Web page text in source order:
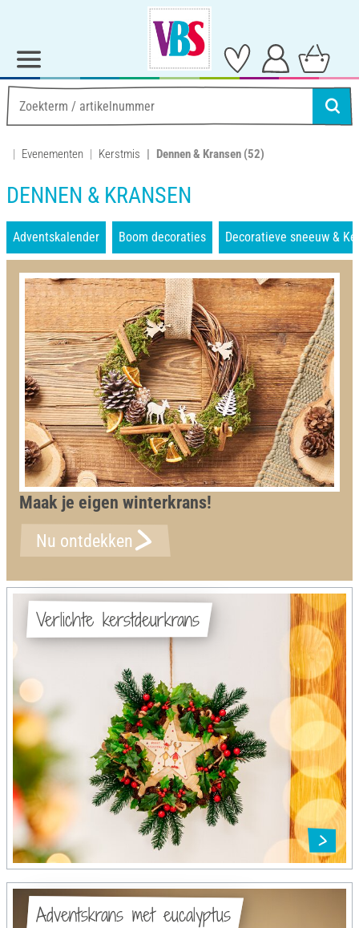
Evenementen Kerstmis Dennen & Kransen (52)
DENNEN & KRANSEN
Adventskalender Boom decoraties Decoratieve sneeuw &
Maak je eigen winterkrans!
Nu ontdekken
Verlichte kerstdeurkrans
Adventskrans met eucalyptus